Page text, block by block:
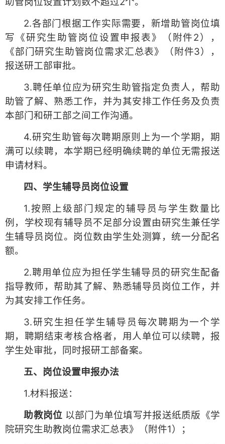
2.各部门根据工作实际需要，新增助管岗位填
写《研究生助管岗位设置申报表》（附件2），
《部门研究生助管岗位需求汇总表》（附件3），
报送研工部审批。
3.聘任单位应为研究生助管指定负责人，帮助
助管了解、熟悉工作，并为其安排工作任务及负责
本部门和研工部之间工作沟通。
4.研究生助管每次聘期原则上为一个学期，期
满可以续聘，本学期已经明确续聘的单位无需报送
申请材料。
四、学生辅导员岗位设置
1.按照上级部门规定的辅导员与学生数量比
例，学校现有辅导员不足部分设置由研究生兼任学
生辅导员岗位。岗位数由学生处测算，统一分配名
额。
2.聘用单位应为担任学生辅导员的研究生配备
指导教师，帮助其了解、熟悉辅导员岗位工作，并
为其安排工作任务。
3.研究生担任学生辅导员每次聘期为一个学
期，聘期结束考核合格者，用人单位可以续聘，报
学生处审批，同时报研工部备案。
五、岗位设置申报办法
1.材料报送：
助教岗位 以部门为单位填写并报送纸质版《学
院研究生助教岗位需求汇总表》（附件1）；